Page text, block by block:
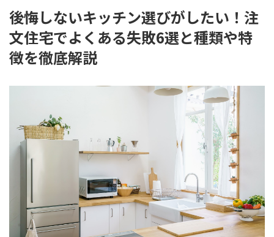
後悔しないキッチン選びがしたい！注
文住宅でよくある失敗6選と種類や特
徴を徹底解説